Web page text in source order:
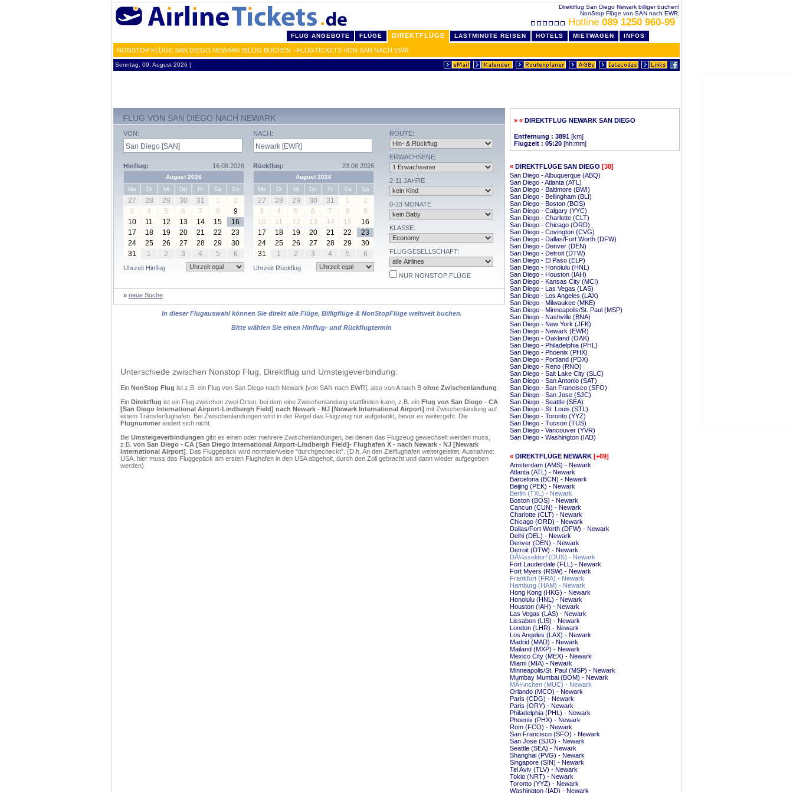
Direktflug San Diego Newark billiger buchen!
NonStop Flüge von SAN nach EWR.
Hotline 089 1250 960-99
FLUG ANGEBOTE FLÜGE DIREKTFLÜGE LASTMINUTE REISEN HOTELS MIETWAGEN INFOS
NONSTOP FLÜGE SAN DIEGO NEWARK BILLIG BUCHEN - FLUGTICKETS VON SAN NACH EWR
Sonntag, 09. August 2026 ¦
FLUG VON SAN DIEGO NACH NEWARK
VON:
Hinflug: 16.08.2026
August 2026
Mo
Di Mi Do Fr Sa So
27 28 29 30 31 1
2
3
4 5 6 7 8
9
10
11 12 13 14 15
16
17
18 19 20 21 22
23
24
25 26 27 28 29
30
31
1 2 3 4 5 6
Uhrzeit Hinflug
NACH:
Rückflug: 23.08.2026
August 2026
Mo
Di Mi Do Fr Sa So
27 28 29 30 31 1
2
3
4 5 6 7 8
9
10
11 12 13 14 15
16
17
18 19 20 21 22
23
24
25 26 27 28 29
30
31
1 2 3 4 5 6
Uhrzeit Rückflug
ROUTE:
ERWACHSENE:
2-11 JAHRE
0-23 MONATE
KLASSE:
FLUGGESELLSCHAFT:
NUR NONSTOP FLÜGE
» neue Suche
In dieser Flugauswahl können Sie direkt alle Flüge, Billigflüge & NonStopFlüge weltweit buchen.
Bitte wählen Sie einen Hinflug- und Rückflugtermin
Unterschiede zwischen Nonstop Flug, Direktflug und Umsteigeverbindung:
Ein NonStop Flug ist z.B. ein Flug von San Diego nach Newark [von SAN nach EWR]; also von A nach B ohne Zwischenlandung
Ein Direktflug ist ein Flug zwischen zwei Orten, bei dem eine Zwischenlandung stattfinden kann, z.B. ein Flug von San Diego - CA
[San Diego International Airport-Lindbergh Field] nach Newark - NJ [Newark International Airport] mit Zwischenlandung auf
einem Transferflughafen. Bei Zwischenlandungen wird in der Regel das Flugzeug nur aufgetankt, bevor es weitergeht. Die
Flugnummer ändert sich nicht.
Bei Umsteigeverbindungen gibt es einen oder mehrere Zwischenlandungen, bei denen das Flugzeug gewechselt werden muss,
z.B. von San Diego - CA [San Diego International Airport-Lindbergh Field]- Flughafen X - nach Newark - NJ [Newark
International Airport] . Das Fluggepäck wird normalerweise "durchgecheckt". (D.h. An den Zielflughafen weitergeleitet. Ausnahme:
USA, hier muss das Fluggepäck am ersten Flughafen in den USA abgeholt, durch den Zoll gebracht und dann wieder aufgegeben
werden)
» « DIREKTFLUG NEWARK SAN DIEGO
Entfernung : 3891 [km]
Flugzeit : 05:20 [hh:mm]
« DIREKTFLÜGE SAN DIEGO [38]
San Diego - Albuquerque (ABQ)
San Diego - Atlanta (ATL)
San Diego - Baltimore (BWI)
San Diego - Bellingham (BLI)
San Diego - Boston (BOS)
San Diego - Calgary (YYC)
San Diego - Charlotte (CLT)
San Diego - Chicago (ORD)
San Diego - Covington (CVG)
San Diego - Dallas/Fort Worth (DFW)
San Diego - Denver (DEN)
San Diego - Detroit (DTW)
San Diego - El Paso (ELP)
San Diego - Honolulu (HNL)
San Diego - Houston (IAH)
San Diego - Kansas City (MCI)
San Diego - Las Vegas (LAS)
San Diego - Los Angeles (LAX)
San Diego - Milwaukee (MKE)
San Diego - Minneapolis/St. Paul (MSP)
San Diego - Nashville (BNA)
San Diego - New York (JFK)
San Diego - Newark (EWR)
San Diego - Oakland (OAK)
San Diego - Philadelphia (PHL)
San Diego - Phoenix (PHX)
San Diego - Portland (PDX)
San Diego - Reno (RNO)
San Diego - Salt Lake City (SLC)
San Diego - San Antonio (SAT)
San Diego - San Francisco (SFO)
San Diego - San Jose (SJC)
San Diego - Seattle (SEA)
San Diego - St. Louis (STL)
San Diego - Toronto (YYZ)
San Diego - Tucson (TUS)
San Diego - Vancouver (YVR)
San Diego - Washington (IAD)
« DIREKTFLÜGE NEWARK [+69]
Amsterdam (AMS) - Newark
Atlanta (ATL) - Newark
Barcelona (BCN) - Newark
Beijing (PEK) - Newark
Berlin (TXL) - Newark
Boston (BOS) - Newark
Cancun (CUN) - Newark
Charlotte (CLT) - Newark
Chicago (ORD) - Newark
Dallas/Fort Worth (DFW) - Newark
Delhi (DEL) - Newark
Denver (DEN) - Newark
Detroit (DTW) - Newark
DÃ¼sseldorf (DUS) - Newark
Fort Lauderdale (FLL) - Newark
Fort Myers (RSW) - Newark
Frankfurt (FRA) - Newark
Hamburg (HAM) - Newark
Hong Kong (HKG) - Newark
Honolulu (HNL) - Newark
Houston (IAH) - Newark
Las Vegas (LAS) - Newark
Lissabon (LIS) - Newark
London (LHR) - Newark
Los Angeles (LAX) - Newark
Madrid (MAD) - Newark
Mailand (MXP) - Newark
Mexico City (MEX) - Newark
Miami (MIA) - Newark
Minneapolis/St. Paul (MSP) - Newark
Mumbay Mumbai (BOM) - Newark
MÃ¼nchen (MUC) - Newark
Orlando (MCO) - Newark
Paris (CDG) - Newark
Paris (ORY) - Newark
Philadelphia (PHL) - Newark
Phoenix (PHX) - Newark
Rom (FCO) - Newark
San Francisco (SFO) - Newark
San Jose (SJO) - Newark
Seattle (SEA) - Newark
Shanghai (PVG) - Newark
Singapore (SIN) - Newark
Tel Aviv (TLV) - Newark
Tokio (NRT) - Newark
Toronto (YYZ) - Newark
Washington (IAD) - Newark